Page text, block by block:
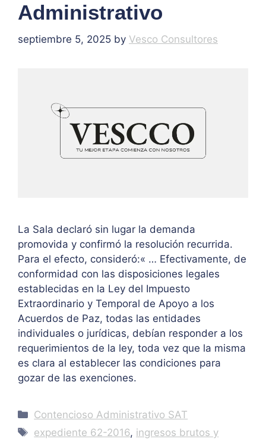
Administrativo
septiembre 5, 2025 by Vesco Consultores
La Sala declaró sin lugar la demanda
promovida y confirmó la resolución recurrida.
Para el efecto, consideró:« … Efectivamente, de
conformidad con las disposiciones legales
establecidas en la Ley del Impuesto
Extraordinario y Temporal de Apoyo a los
Acuerdos de Paz, todas las entidades
individuales o jurídicas, debían responder a los
requerimientos de la ley, toda vez que la misma
es clara al establecer las condiciones para
gozar de las exenciones.
Categories
Contencioso Administrativo SAT
Tags
expediente 62-2016, ingresos brutos y